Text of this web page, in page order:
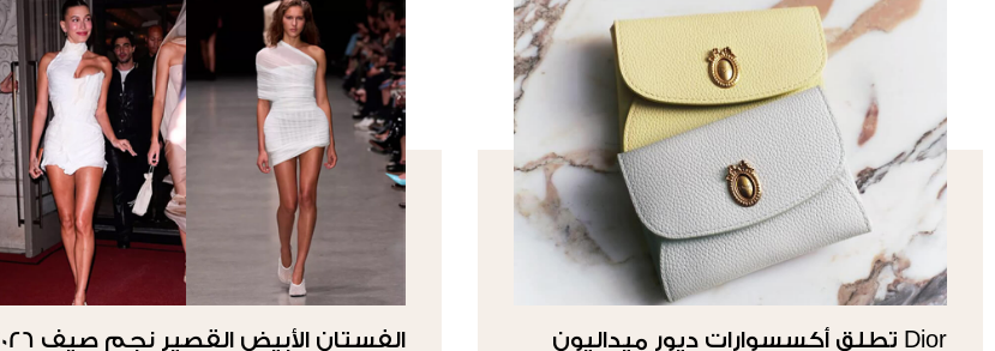
Dior تطلق أكسسوارات ديور ميداليون الفستان الأبيض القصير نجم صيف 2026